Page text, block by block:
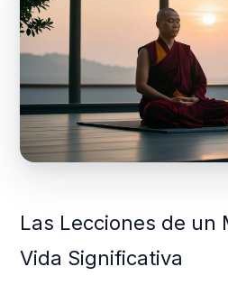
Las Lecciones de un
Vida Significativa